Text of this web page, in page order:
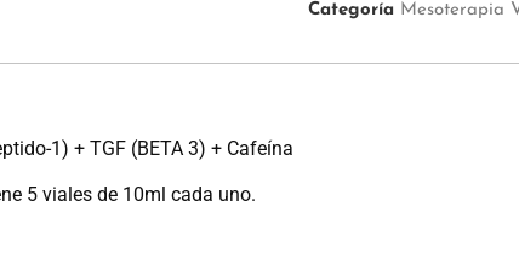
Categoría Mesoterapia
1) + TGF (BETA 3) + Cafeína
5 viales de 10ml cada uno.